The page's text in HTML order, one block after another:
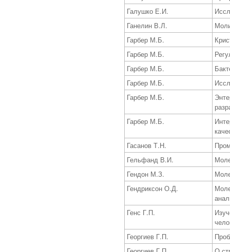
Галушко Е.И.
Ганелин В.Л.
Гарбер М.Б.
Гарбер М.Б.
Гарбер М.Б.
Гарбер М.Б.
Гарбер М.Б.
Гарбер М.Б.
Гасанов Т.Н.
Гельфанд В.И.
Гендон М.З.
Гендриксон О.Д.
Генс Г.П.
Георгиев Г.П.